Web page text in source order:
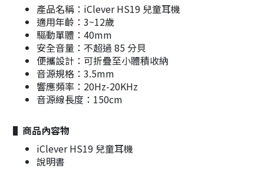
產品名稱：iClever HS19 兒童耳機
適用年齡：3~12歲
驅動單體：40mm
安全音量：不超過 85 分貝
便攜設計：可折疊至小體積收納
音源規格：3.5mm
響應頻率：20Hz-20KHz
音源線長度：150cm
▌商品內容物
iClever HS19 兒童耳機
說明書